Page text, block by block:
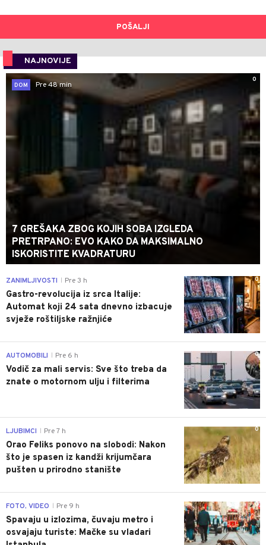
POŠALJI
NAJNOVIJE
0
DOM
Pre 48 min
7 GREŠAKA ZBOG KOJIH SOBA IZGLEDA
PRETRPANO: EVO KAKO DA MAKSIMALNO
ISKORISTITE KVADRATURU
0
ZANIMLJIVOSTI Pre 3 h
Gastro-revolucija iz srca Italije:
Automat koji 24 sata dnevno izbacuje
svježe roštiljske ražnjiće
0
AUTOMOBILI Pre 6 h
Vodič za mali servis: Sve što treba da
znate o motornom ulju i filterima
0
LJUBIMCI Pre 7 h
Orao Feliks ponovo na slobodi: Nakon
što je spasen iz kandži krijumčara
pušten u prirodno stanište
0
FOTO, VIDEO Pre 9 h
Spavaju u izlozima, čuvaju metro i
osvajaju turiste: Mačke su vladari